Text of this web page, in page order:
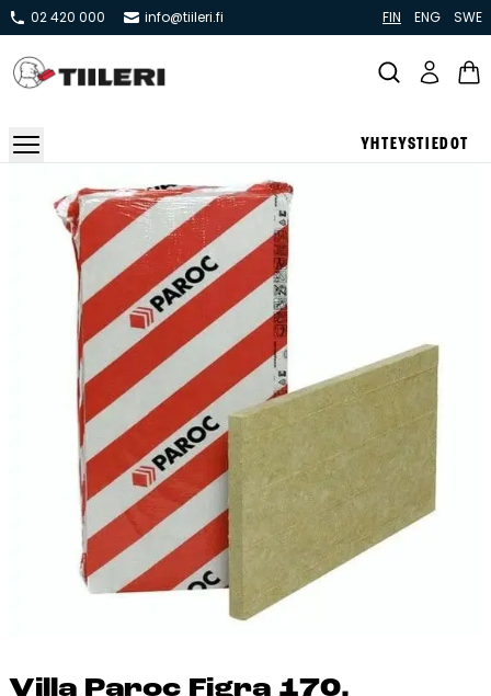
02 420 000 info@tiileri.fi FIN ENG SWE
YHTEYSTIEDOT
Takat ja tulisijat
Varaavat takat
Pönttö -ja kaakeliuunit
Leivin -ja lämpiöuunit
Hellat
Kiertoilmatakat ja kamiinat
Grillit ja pihakeittiöt
Kiukaat
Hormit
Esitteet, hinnastot ja ohjeet
Tiileri lasku
Kotikäynti
Julkisivutiilet
Vil­la Pa­roc Fig­ra 170,